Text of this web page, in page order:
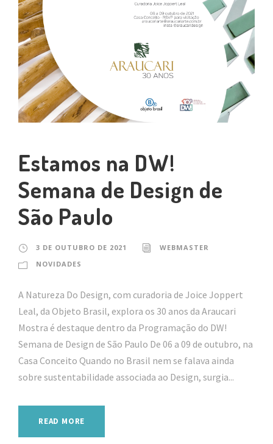
Estamos na DW!
Semana de Design de
São Paulo
3 DE OUTUBRO DE 2021
WEBMASTER
NOVIDADES
A Natureza Do Design, com curadoria de Joice Joppert
Leal, da Objeto Brasil, explora os 30 anos da Araucari
Mostra é destaque dentro da Programação do DW!
Semana de Design de São Paulo De 06 a 09 de outubro, na
Casa Conceito Quando no Brasil nem se falava ainda
sobre sustentabilidade associada ao Design, surgia...
READ MORE